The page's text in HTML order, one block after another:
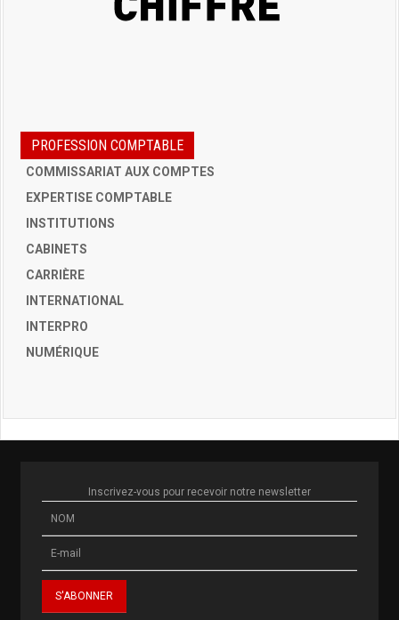
PROFESSION COMPTABLE
COMMISSARIAT AUX COMPTES
EXPERTISE COMPTABLE
INSTITUTIONS
CABINETS
CARRIÈRE
INTERNATIONAL
INTERPRO
NUMÉRIQUE
Inscrivez-vous pour recevoir notre newsletter